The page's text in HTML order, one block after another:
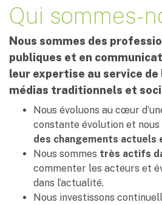
Qui sommes-
Nous sommes des
publiques et en
leur expertise au service de
médias traditionnels et
Nous évoluons au cœur
constante évolution et nous
des changements actuels
Nous sommes très actifs
commenter les acteurs et
dans l’actualité.
Nous investissons